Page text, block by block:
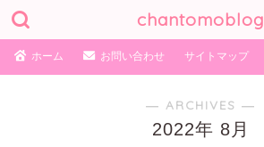
chantomoblog
ホーム お問い合わせ サイトマップ
― ARCHIVES ―
2022年 8月